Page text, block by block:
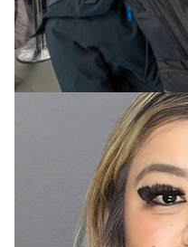
INNLENT
Ráðherra segir
réttindum hinsegin